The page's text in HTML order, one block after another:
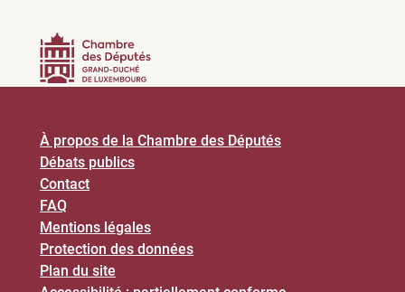
À propos de la Chambre des Députés
Débats publics
Contact
FAQ
Mentions légales
Protection des données
Plan du site